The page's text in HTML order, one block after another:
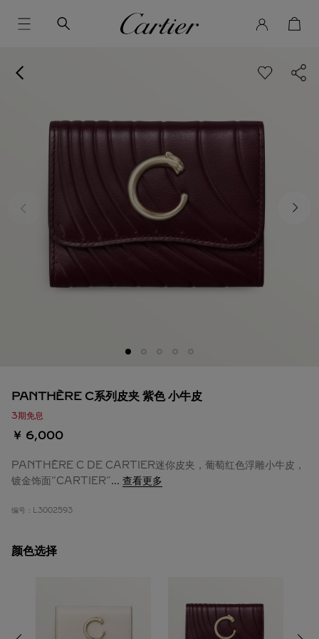
PANTHÈRE C系列皮夹 紫色 小牛皮
3期免息
￥ 6,000
PANTHÈRE C DE CARTIER迷你皮夹，葡萄红色浮雕小牛皮，
镀金饰面“CARTIER”... 查看更多
编号： L3002593
颜色选择